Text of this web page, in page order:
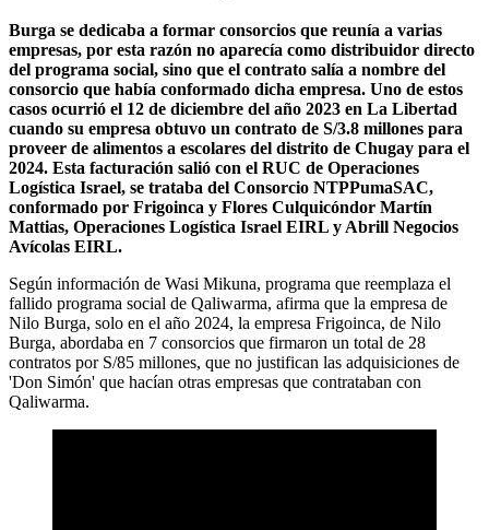
Burga se dedicaba a formar consorcios que reunía a varias
empresas, por esta razón no aparecía como distribuidor directo
del programa social, sino que el contrato salía a nombre del
consorcio que había conformado dicha empresa. Uno de estos
casos ocurrió el 12 de diciembre del año 2023 en La Libertad
cuando su empresa obtuvo un contrato de S/3.8 millones para
proveer de alimentos a escolares del distrito de Chugay para el
2024. Esta facturación salió con el RUC de Operaciones
Logística Israel, se trataba del Consorcio NTPPumaSAC,
conformado por Frigoinca y Flores Culquicóndor Martín
Mattias, Operaciones Logística Israel EIRL y Abrill Negocios
Avícolas EIRL.
Según información de Wasi Mikuna, programa que reemplaza el
fallido programa social de Qaliwarma, afirma que la empresa de
Nilo Burga, solo en el año 2024, la empresa Frigoinca, de Nilo
Burga, abordaba en 7 consorcios que firmaron un total de 28
contratos por S/85 millones, que no justifican las adquisiciones de
'Don Simón' que hacían otras empresas que contrataban con
Qaliwarma.